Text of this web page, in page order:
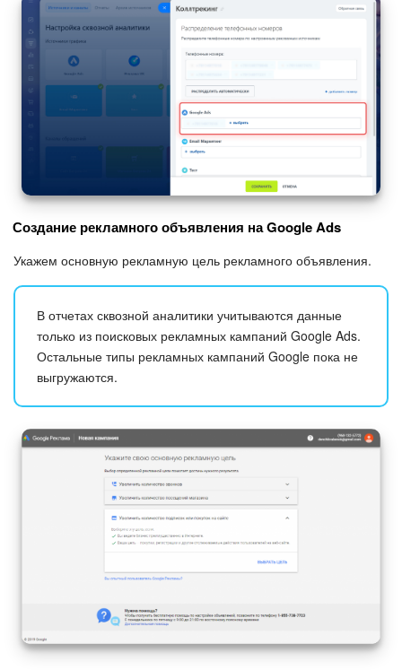
Интернет-магазин
Складской учет
Почта
CRM
КЭДО
Подпись
Маркетинг
Центр продаж
Аналитика
BI Конструктор
Автоматизация
Интеграция 1С и Битрикс24
Сотрудники
Бизнес-процессы
Создание рекламного объявления на Google Ads
Укажем основную рекламную цель рекламного объявления.
В отчетах сквозной аналитики учитываются данные
только из поисковых рекламных кампаний Google Ads.
Остальные типы рекламных кампаний Google пока не
выгружаются.